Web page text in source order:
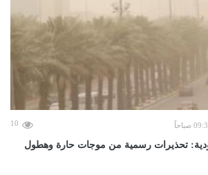
10
تحذيرات رسمية من موجات حارة وهطول